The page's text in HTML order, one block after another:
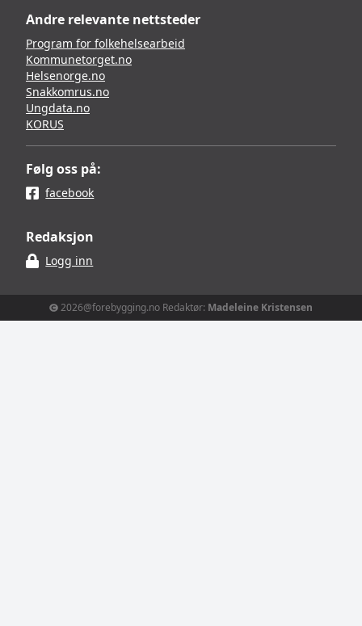
Andre relevante nettsteder
Program for folkehelsearbeid
Kommunetorget.no
Helsenorge.no
Snakkomrus.no
Ungdata.no
KORUS
Følg oss på:
facebook
Redaksjon
Logg inn
2026@forebygging.no Redaktør: Madeleine Kristensen